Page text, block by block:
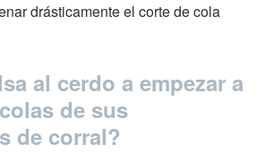
drásticamente el corte de cola
al cerdo a empezar a
de sus
de corral?